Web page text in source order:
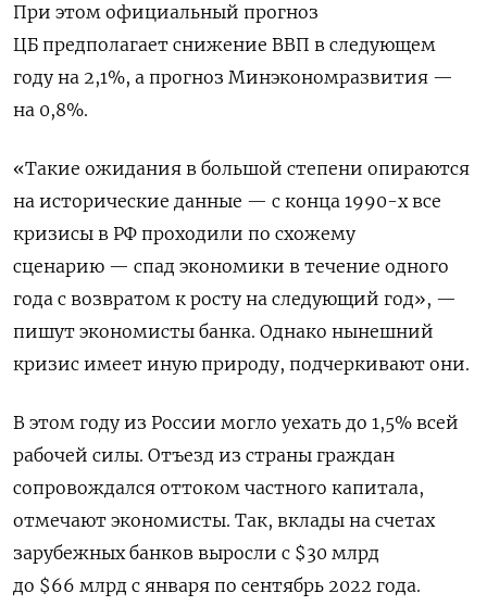
При этом официальный прогноз
ЦБ предполагает снижение ВВП в следующем
году на 2,1%, а прогноз Минэкономразвития —
на 0,8%.
«Такие ожидания в большой степени опираются
на исторические данные — с конца 1990-х все
кризисы в РФ проходили по схожему
сценарию — спад экономики в течение одного
года с возвратом к росту на следующий год», —
пишут экономисты банка. Однако нынешний
кризис имеет иную природу, подчеркивают они.
В этом году из России могло уехать до 1,5% всей
рабочей силы. Отъезд из страны граждан
сопровождался оттоком частного капитала,
отмечают экономисты. Так, вклады на счетах
зарубежных банков выросли с $30 млрд
до $66 млрд с января по сентябрь 2022 года.